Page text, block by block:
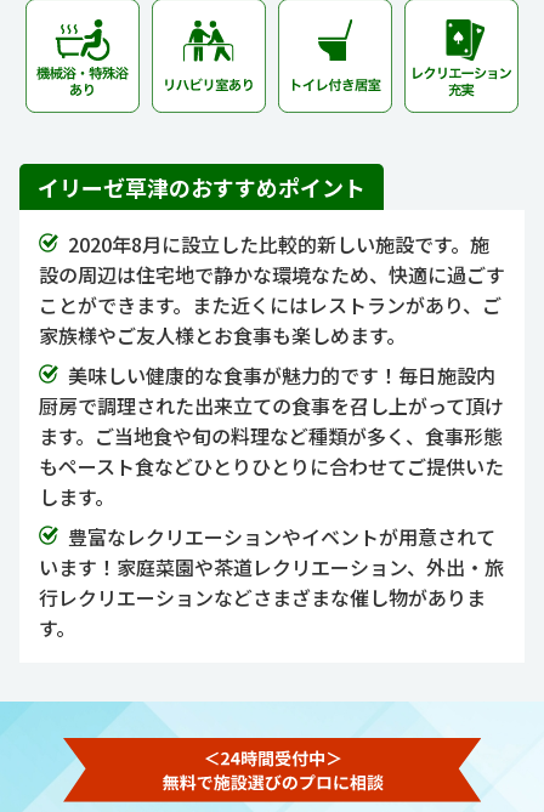
イリーゼ草津のおすすめポイント
2020年8月に設立した比較的新しい施設です。施
設の周辺は住宅地で静かな環境なため、快適に過ごす
ことができます。また近くにはレストランがあり、ご
家族様やご友人様とお食事も楽しめます。
美味しい健康的な食事が魅力的です！毎日施設内
厨房で調理された出来立ての食事を召し上がって頂け
ます。ご当地食や旬の料理など種類が多く、食事形態
もペースト食などひとりひとりに合わせてご提供いた
します。
豊富なレクリエーションやイベントが用意されて
います！家庭菜園や茶道レクリエーション、外出・旅
行レクリエーションなどさまざまな催し物がありま
す。